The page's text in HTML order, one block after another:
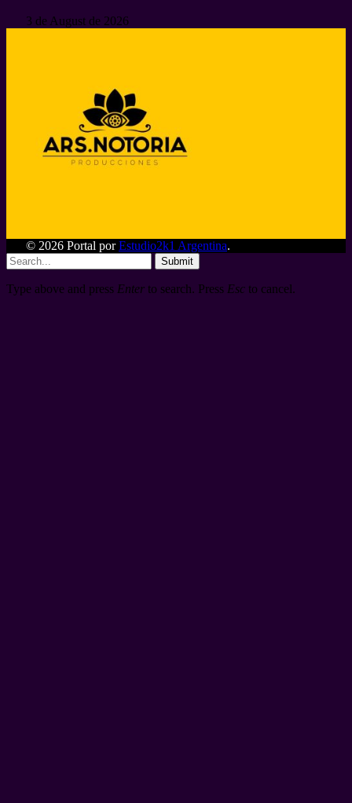
3 de August de 2026
© 2026 Portal porEstudio2k1 Argentina.
Submit
Type above and press Enter to search. Press Esc to cancel.